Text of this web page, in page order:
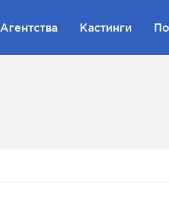
Агентства Кастинги